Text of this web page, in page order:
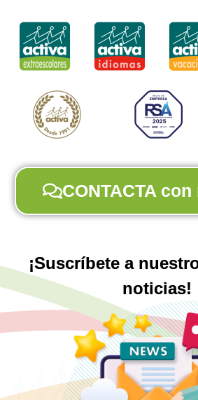
CONTACTA
¡Suscríbete a
noticias!